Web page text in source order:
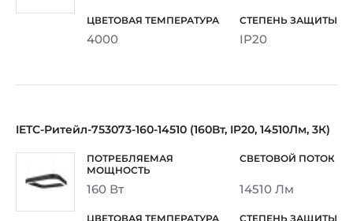
4000 IP20
IETC-Ритейл-753073-160-14510 (160Вт, IP20, 14510Лм, 3К)
160 Вт 14510 Лм